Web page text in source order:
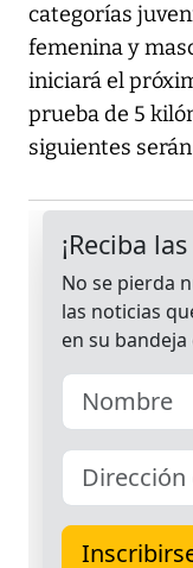
categorías
femenina y
iniciará el
prueba de 5
siguientes